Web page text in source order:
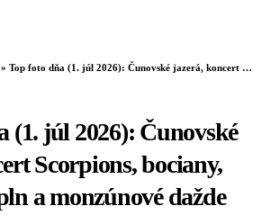
» Top foto dňa (1. júl 2026): Čunovské jazerá, koncert Scorpions, bociany, Jahodový spln a monzúnové dažde
(1. júl 2026): Čunovské
Scorpions, bociany,
a monzúnové dažde